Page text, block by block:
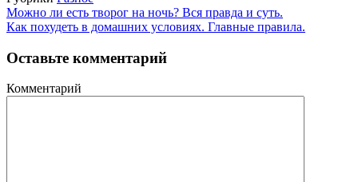
Можно ли есть творог на ночь? Вся правда и суть.
Как похудеть в домашних условиях. Главные правила.
Оставьте комментарий
Комментарий